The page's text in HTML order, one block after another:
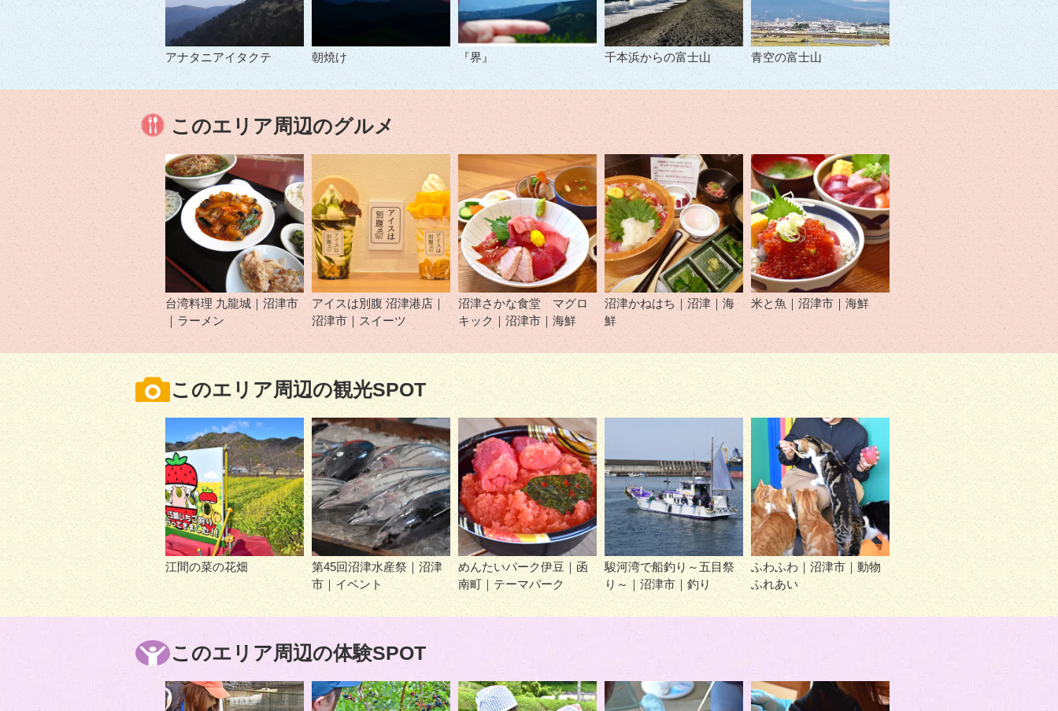
アナタニアイタクテ 朝焼け 『界』 千本浜からの富士山 青空の富士山
このエリア周辺のグルメ
台湾料理 九龍城｜沼津市
｜ラーメン
アイスは別腹 沼津港店｜
沼津市｜スイーツ
沼津さかな食堂 マグロ
キック｜沼津市｜海鮮
沼津かねはち｜沼津｜海
鮮
米と魚｜沼津市｜海鮮
このエリア周辺の観光SPOT
江間の菜の花畑
第45回沼津水産祭｜沼津
市｜イベント
めんたいパーク伊豆｜函
南町｜テーマパーク
駿河湾で船釣り～五目祭
り～｜沼津市｜釣り
ふわふわ｜沼津市｜動物
ふれあい
このエリア周辺の体験SPOT